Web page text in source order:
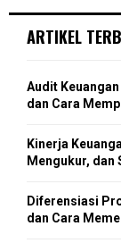
h
o
r
ARTIKEL
Audit
dan Cara
Kinerja
Mengukur,
Diferensiasi
dan Cara